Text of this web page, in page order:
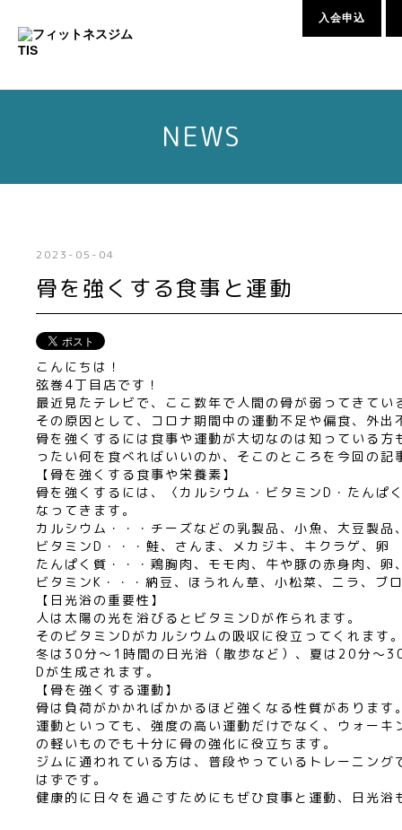
入会申込
NEWS
2023-05-04
骨を強くする食事と運動
こんにちは！
弦巻4丁目店です！
最近見たテレビで、ここ数年で人間の骨が弱ってきてい
その原因として、コロナ期間中の運動不足や偏食、外
骨を強くするには食事や運動が大切なのは知っている
ったい何を食べればいいのか、そこのところを今回の
【骨を強くする食事や栄養素】
骨を強くするには、〈カルシウム・ビタミンD・たんぱ
なってきます。
カルシウム・・・チーズなどの乳製品、小魚、大豆製品
ビタミンD・・・鮭、さんま、メカジキ、キクラゲ、卵
たんぱく質・・・鶏胸肉、モモ肉、牛や豚の赤身肉、卵
ビタミンK・・・納豆、ほうれん草、小松菜、ニラ、ブ
【日光浴の重要性】
人は太陽の光を浴びるとビタミンDが作られます。
そのビタミンDがカルシウムの吸収に役立ってくれます
冬は30分〜1時間の日光浴（散歩など）、夏は20分〜
Dが生成されます。
【骨を強くする運動】
骨は負荷がかかればかかるほど強くなる性質があります
運動といっても、強度の高い運動だけでなく、ウォー
の軽いものでも十分に骨の強化に役立ちます。
ジムに通われている方は、普段やっているトレーニン
はずです。
健康的に日々を過ごすためにもぜひ食事と運動、日光浴